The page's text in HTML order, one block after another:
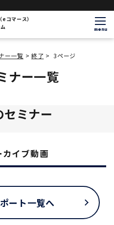
コマース）
menu
ー一覧 > 終了 > 3ページ
ナー一覧
ミナー
イブ動画
ート一覧へ